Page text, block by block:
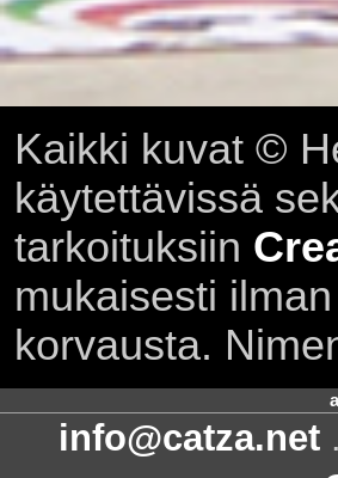
Kaikki kuvat ©
käytettävissä
tarkoituksiin
mukaisesti
korvausta.
info@catza.net